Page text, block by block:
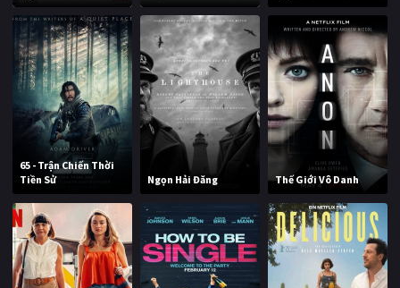
65 - Trận Chiến Thời
Tiền Sử
Ngọn Hải Đăng Thế Giới Vô Danh